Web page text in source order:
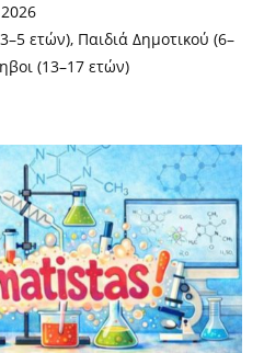
2026
ετών), Παιδιά Δημοτικού (6–
(13–17 ετών)